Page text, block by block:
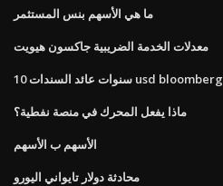
ما هي الأسهم بنس المستثمر
معدلات الخدمة الضريبية جاكسون هيويت
10 سنوات عائد السندات usd bloomberg
ماذا يفعل المحرك في منصة نفطية؟
الأسهم ب الأسهم
محادثة دولار تايواني اليورو